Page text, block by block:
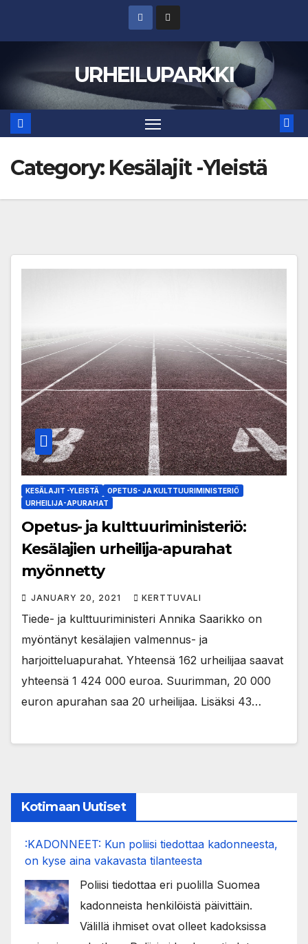
URHEILUPARKKI
Category: Kesälajit -Yleistä
KESÄLAJIT -YLEISTÄ
OPETUS- JA KULTTUURIMINISTERIÖ
URHEILIJA-APURAHAT
Opetus- ja kulttuuriministeriö:
Kesälajien urheilija-apurahat
myönnetty
JANUARY 20, 2021 KERTTUVALI
Tiede- ja kulttuuriministeri Annika Saarikko on
myöntänyt kesälajien valmennus- ja
harjoitteluapurahat. Yhteensä 162 urheilijaa saavat
yhteensä 1 424 000 euroa. Suurimman, 20 000
euron apurahan saa 20 urheilijaa. Lisäksi 43…
Kotimaan Uutiset
:KADONNEET: Kun poliisi tiedottaa kadonneesta,
on kyse aina vakavasta tilanteesta
Poliisi tiedottaa eri puolilla Suomea
kadonneista henkilöistä päivittäin.
Välillä ihmiset ovat olleet kadoksissa